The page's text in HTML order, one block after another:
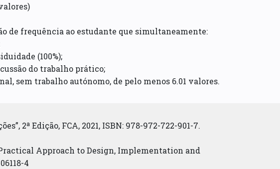
de frequência ao estudante que simultaneamente:
(100%);
do trabalho prático;
sem trabalho autónomo, de pelo menos 6.01 valores.
2ª Edição, FCA, 2021, ISBN: 978-972-722-901-7.
Approach to Design, Implementation and
4